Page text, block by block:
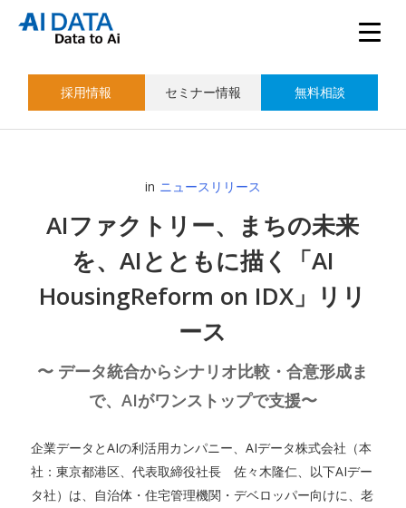
採用情報 セミナー情報 無料相談
in ニュースリリース
AIファクトリー、まちの未来
を、AIとともに描く「AI
HousingReform on IDX」リリ
ース
〜 データ統合からシナリオ比較・合意形成ま
で、AIがワンストップで支援〜
企業データとAIの利活用カンパニー、AIデータ株式会社（本
社：東京都港区、代表取締役社長 佐々木隆仁、以下AIデー
タ社）は、自治体・住宅管理機関・デベロッパー向けに、老